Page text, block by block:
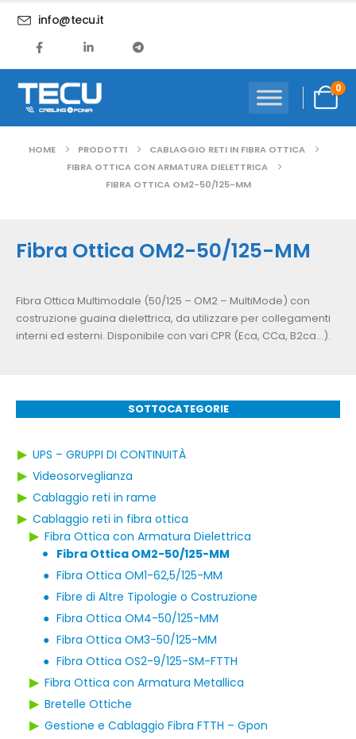
info@tecu.it
0
HOME PRODOTTI
CABLAGGIO RETI IN FIBRA OTTICA
FIBRA OTTICA CON ARMATURA DIELETTRICA
FIBRA OTTICA OM2-50/125-MM
Fibra Ottica OM2-50/125-MM
Fibra Ottica Multimodale (50/125 – OM2 – MultiMode) con
costruzione guaina dielettrica, da utilizzare per collegamenti
interni ed esterni. Disponibile con vari CPR (Eca, CCa, B2ca…).
SOTTOCATEGORIE
▶ UPS – GRUPPI DI CONTINUITÀ
▶ Videosorveglianza
▶ Cablaggio reti in rame
▶ Cablaggio reti in fibra ottica
▶ Fibra Ottica con Armatura Dielettrica
●
Fibra Ottica OM2-50/125-MM
● Fibra Ottica OM1-62,5/125-MM
● Fibre di Altre Tipologie o Costruzione
● Fibra Ottica OM4-50/125-MM
● Fibra Ottica OM3-50/125-MM
● Fibra Ottica OS2-9/125-SM-FTTH
▶ Fibra Ottica con Armatura Metallica
▶ Bretelle Ottiche
▶ Gestione e Cablaggio Fibra FTTH – Gpon